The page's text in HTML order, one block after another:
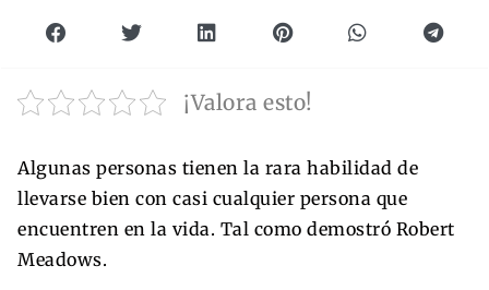
¡Valora esto!
Algunas personas tienen la rara habilidad de
llevarse bien con casi cualquier persona que
encuentren en la vida. Tal como demostró Robert
Meadows.